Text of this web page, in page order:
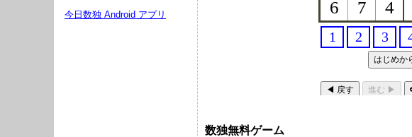
今日数独 Android アプリ
数独無料ゲーム